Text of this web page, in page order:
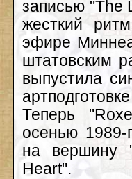
записью "The
жесткий
эфире
штатовским
выпустила
Теперь
осенью 1989-
на вершину
Heart".